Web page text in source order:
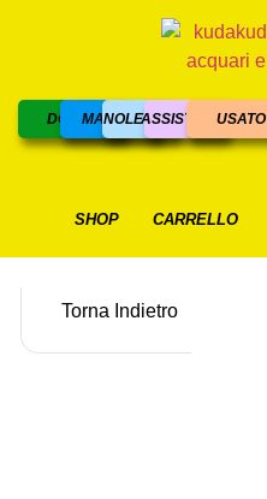
DOLCEMARINO
NOLEGGIOASSISTENZAUSATO
SHOP CARRELLO
Torna Indietro